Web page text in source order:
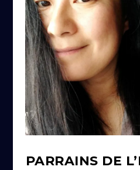
PARRAINS DE